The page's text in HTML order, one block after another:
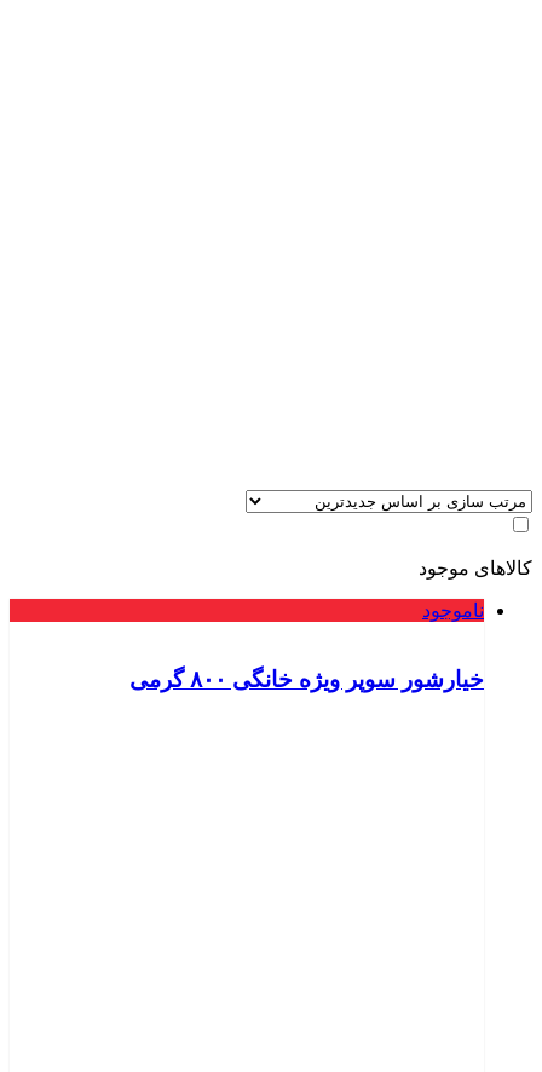
کالاهای موجود
ناموجود
خیارشور سوپر ویژه خانگی ۸۰۰ گرمی